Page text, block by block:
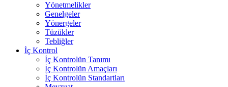
Yönetmelikler
Genelgeler
Yönergeler
Tüzükler
Tebliğler
İç Kontrol
İç Kontrolün Tanımı
İç Kontrolün Amaçları
İç Kontrolün Standartları